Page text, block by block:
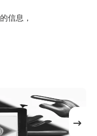
的信息，